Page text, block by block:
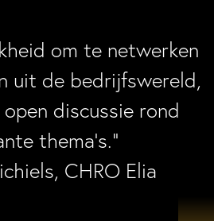
om te netwerken
uit de bedrijfswereld,
discussie rond
thema’s.”
CHRO Elia